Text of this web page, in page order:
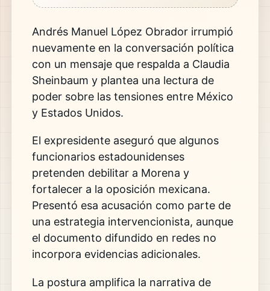
Andrés Manuel López Obrador irrumpió
nuevamente en la conversación política
con un mensaje que respalda a Claudia
Sheinbaum y plantea una lectura de
poder sobre las tensiones entre México
y Estados Unidos.
El expresidente aseguró que algunos
funcionarios estadounidenses
pretenden debilitar a Morena y
fortalecer a la oposición mexicana.
Presentó esa acusación como parte de
una estrategia intervencionista, aunque
el documento difundido en redes no
incorpora evidencias adicionales.
La postura amplifica la narrativa de